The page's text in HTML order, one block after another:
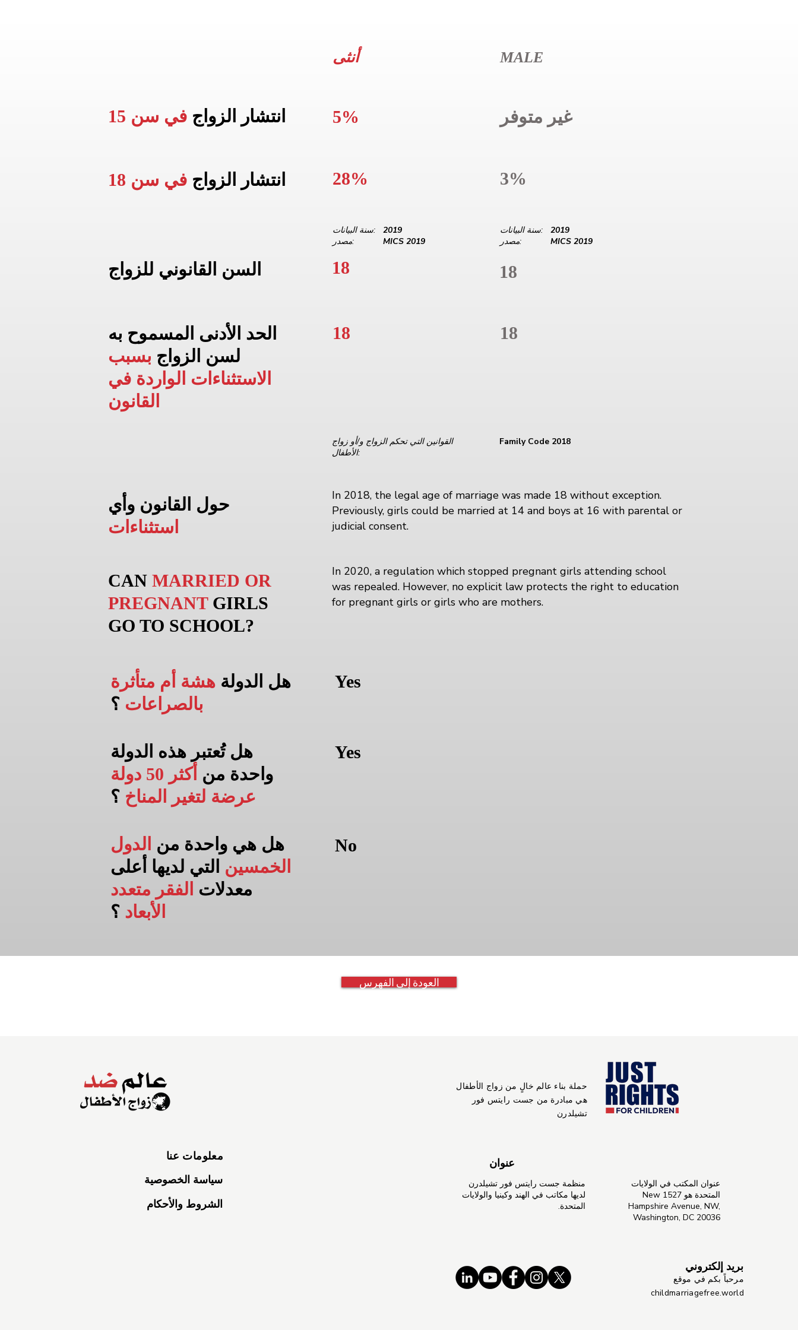
أنثى MALE
انتشار الزواج في سن 15 5% غير متوفر
انتشار الزواج في سن 18 28% 3%
سنة البيانات:
2019
مصدر:
MICS 2019
سنة البيانات:
2019
مصدر:
MICS 2019
السن القانوني للزواج 18 18
الحد الأدنى المسموح به
لسن الزواج بسبب
الاستثناءات الواردة في
القانون
18 18
القوانين التي تحكم الزواج و/أو زواج
الأطفال:
Family Code 2018
حول القانون وأي
استثناءات
In 2018, the legal age of marriage was made 18 without exception.
Previously, girls could be married at 14 and boys at 16 with parental or
judicial consent.
CAN MARRIED OR
PREGNANT GIRLS
GO TO SCHOOL?
In 2020, a regulation which stopped pregnant girls attending school
was repealed. However, no explicit law protects the right to education
for pregnant girls or girls who are mothers.
هل الدولة هشة أم متأثرة
بالصراعات ؟
Yes
هل تُعتبر هذه الدولة
واحدة من
أكثر 50 دولة
عرضة لتغير المناخ ؟
Yes
هل هي واحدة من الدول
الخمسين التي لديها أعلى
معدلات الفقر متعدد
الأبعاد ؟
No
العودة إلى الفهرس
معلومات عنا
سياسة الخصوصية
الشروط والأحكام
حملة بناء عالم خالٍ من زواج الأطفال
هي مبادرة من جست رايتس فور
تشيلدرن
عنوان
منظمة جست رايتس فور تشيلدرن
لديها مكاتب في الهند وكينيا والولايات
المتحدة.
عنوان المكتب في الولايات
المتحدة هو 1527 New
Hampshire Avenue, NW,
Washington, DC 20036
بريد إلكتروني
مرحباً بكم في موقع
childmarriagefree.world